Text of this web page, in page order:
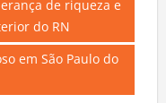
de riqueza e
do RN
em São Paulo do